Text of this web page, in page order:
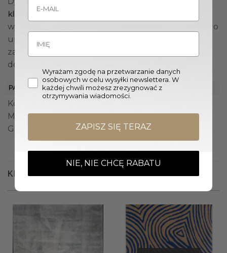
klasycznymi wnętrzami
wyjątkowemu wzorowi i subtelnej kolorystyce. Jego
uniwersalny design sprawia, że świetnie wpisuje się
zarówno w salonowe aranżacje, jak i sypialnie,
dodając im przytulności i stylowego charakteru.
PARAMETRY
Kolor dywanu: Granatowy
Materiał: Wełna
Gramatura: 4000 g/m2
KLIENCI OGLĄDALI RÓWNIEŻ
Wyrażam zgodę na przetwarzanie danych
osobowych w celu wysyłki newslettera. W
każdej chwili możesz zrezygnować z
otrzymywania wiadomości.
ZAPISZ SIĘ TERAZ
NIE, NIE CHCĘ RABATU